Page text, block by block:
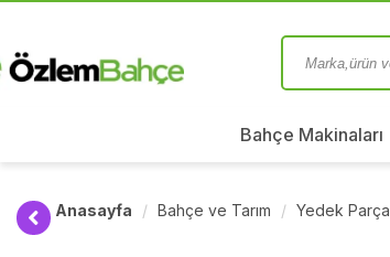
Bahçe Makinaları
Anasayfa Bahçe ve Tarım Yedek Parça